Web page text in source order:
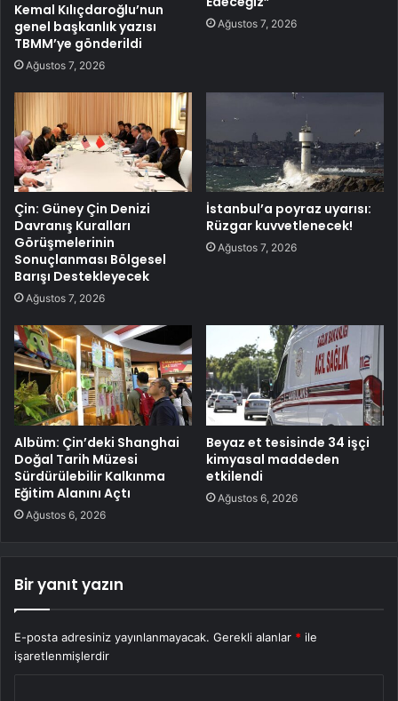
Kemal Kılıçdaroğlu’nun
genel başkanlık yazısı
TBMM’ye gönderildi
Ağustos 7, 2026
Ağustos 7, 2026
Çin: Güney Çin Denizi
Davranış Kuralları
Görüşmelerinin
Sonuçlanması Bölgesel
Barışı Destekleyecek
Ağustos 7, 2026
İstanbul’a poyraz uyarısı:
Rüzgar kuvvetlenecek!
Ağustos 7, 2026
Albüm: Çin’deki Shanghai
Doğal Tarih Müzesi
Sürdürülebilir Kalkınma
Eğitim Alanını Açtı
Ağustos 6, 2026
Beyaz et tesisinde 34 işçi
kimyasal maddeden
etkilendi
Ağustos 6, 2026
Bir yanıt yazın
E-posta adresiniz yayınlanmayacak. Gerekli alanlar * ile
işaretlenmişlerdir